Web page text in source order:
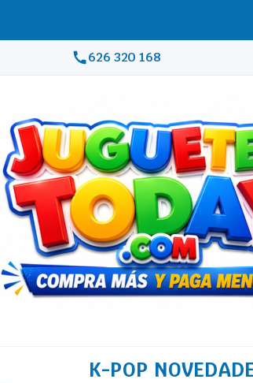
626 320 168
K-POP